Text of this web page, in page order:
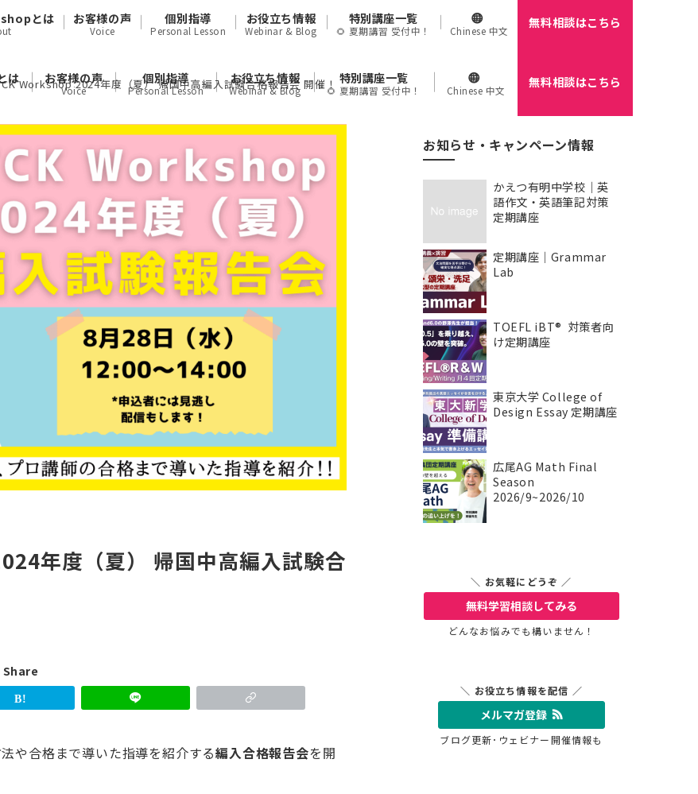
は お客様の声
Voice
個別指導
Personal Lesson
お役立ち情報
Webinar & Blog
特別講座一覧
🌻 夏期講習 受付中！ Chinese 中文
無料相談はこちら
とは お客様の声
Voice
個別指導
Personal Lesson
お役立ち情報
Webinar & Blog
特別講座一覧
🌻 夏期講習 受付中！ Chinese 中文
無料相談はこちら
Workshop 2024年度（夏） 帰国中高編入試験合格報告会 開催！
年度（夏） 帰国中高編入試験合
Share
や合格まで導いた指導を紹介する編入合格報告会を開
お知らせ・キャンペーン情報
かえつ有明中学校｜英
語作文・英語筆記対策
定期講座
定期講座｜Grammar
Lab
TOEFL iBT® 対策者向
け定期講座
東京大学 College of
Design Essay 定期講座
広尾AG Math Final
Season
2026/9~2026/10
＼ お気軽にどうぞ ／
無料学習相談してみる
どんなお悩みでも構いません！
＼ お役立ち情報を配信 ／
メルマガ登録
ブログ更新･ウェビナー開催情報も